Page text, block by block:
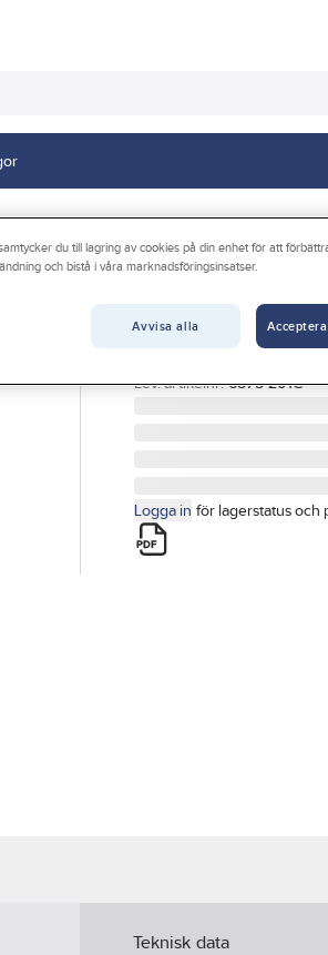
Testmejsel,
TESTMEJSEL LITEN 220-
Lev. artikelnr: 6875-201C
Logga in för lagerstatus och
Teknisk data
du till lagring av cookies på din enhet för att
och bistå i våra marknadsföringsinsatser.
Avvisa alla